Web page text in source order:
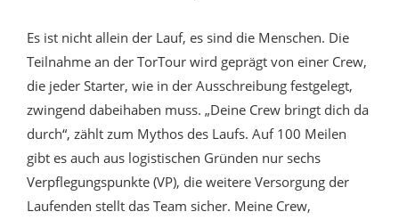
Es ist nicht allein der Lauf, es sind die Menschen. Die
Teilnahme an der TorTour wird geprägt von einer Crew,
die jeder Starter, wie in der Ausschreibung festgelegt,
zwingend dabeihaben muss. „Deine Crew bringt dich da
durch“, zählt zum Mythos des Laufs. Auf 100 Meilen
gibt es auch aus logistischen Gründen nur sechs
Verpflegungspunkte (VP), die weitere Versorgung der
Laufenden stellt das Team sicher. Meine Crew,